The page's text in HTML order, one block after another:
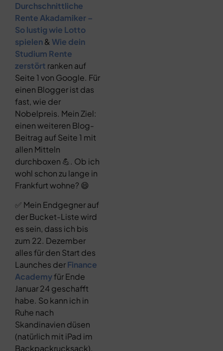
Durchschnittliche
Rente Akadamiker –
So lustig wie Lotto
spielen&Wie dein
Studium Rente
zerstört ranken auf
Seite 1 von Google. Für
einen Blogger ist das
fast, wie der
Nobelpreis. Mein Ziel:
einen weiteren Blog-
Beitrag auf Seite 1 mit
allen Mitteln
durchboxen 💪. Ob ich
wohl schon zu lange in
Frankfurt wohne? 😄
✅ Mein Endgegner auf
der Bucket-Liste wird
es sein, dass ich bis
zum 22. Dezember
alles für den Start des
Launches derFinance
Academyfür Ende
Januar 24 geschafft
habe. So kann ich in
Ruhe nach
Skandinavien düsen
(natürlich mit iPad im
Backpackrucksack).